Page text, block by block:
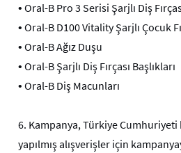
• Oral-B Pro 3 Serisi Şarjlı Diş
• Oral-B D100 Vitality Şarjlı Çocuk
• Oral-B Ağız Duşu
• Oral-B Şarjlı Diş Fırçası Başlıkları
• Oral-B Diş Macunları
6. Kampanya, Türkiye Cumhuriyeti
yapılmış alışverişler için